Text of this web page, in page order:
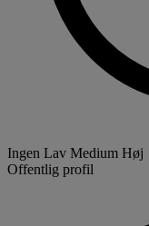
Ingen Lav Medium Høj
Offentlig profil